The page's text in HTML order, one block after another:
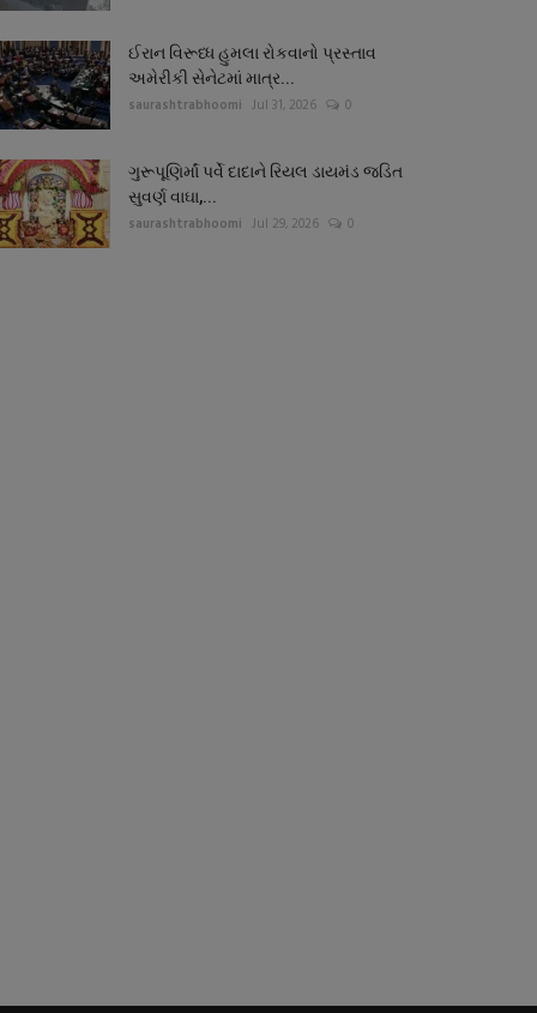
ઈરાન વિરૂધ્ધ હુમલા રોકવાનો પ્રસ્તાવ
અમેરીકી સેનેટમાં માત્ર...
saurashtrabhoomi Jul 31, 2026 0
ગુરૂપૂણિર્માં પર્વે દાદાને રિયલ ડાયમંડ જડિત
સુવર્ણ વાઘા,...
saurashtrabhoomi Jul 29, 2026 0